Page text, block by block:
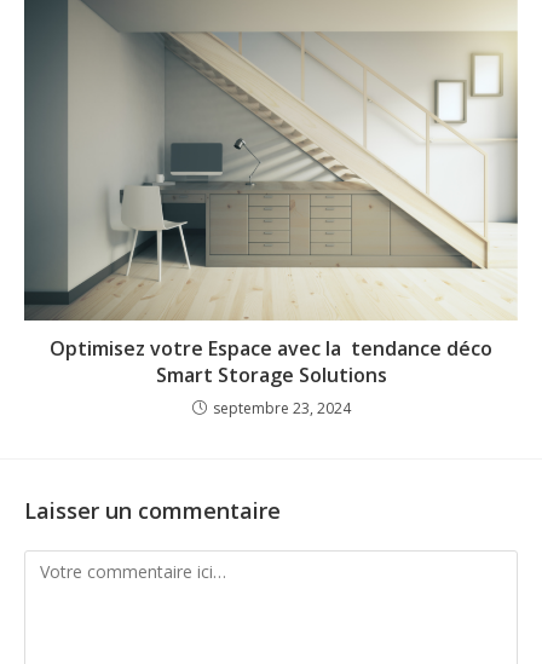
Optimisez votre Espace avec la tendance déco
Smart Storage Solutions
septembre 23, 2024
Laisser un commentaire